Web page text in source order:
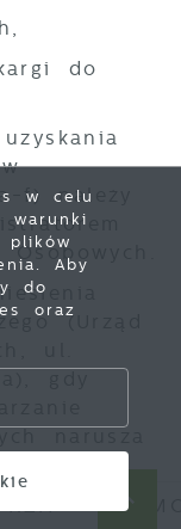
do
f) należy
(Urząd
gdy
2018 r.
w celu
warunki
plików
Aby
do
oraz